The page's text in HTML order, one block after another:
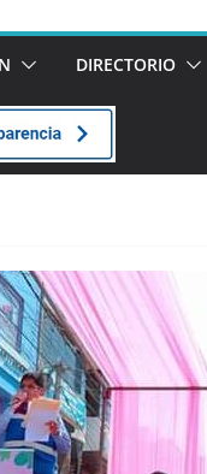
DIRECTORIO